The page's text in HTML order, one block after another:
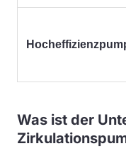
Was ist der